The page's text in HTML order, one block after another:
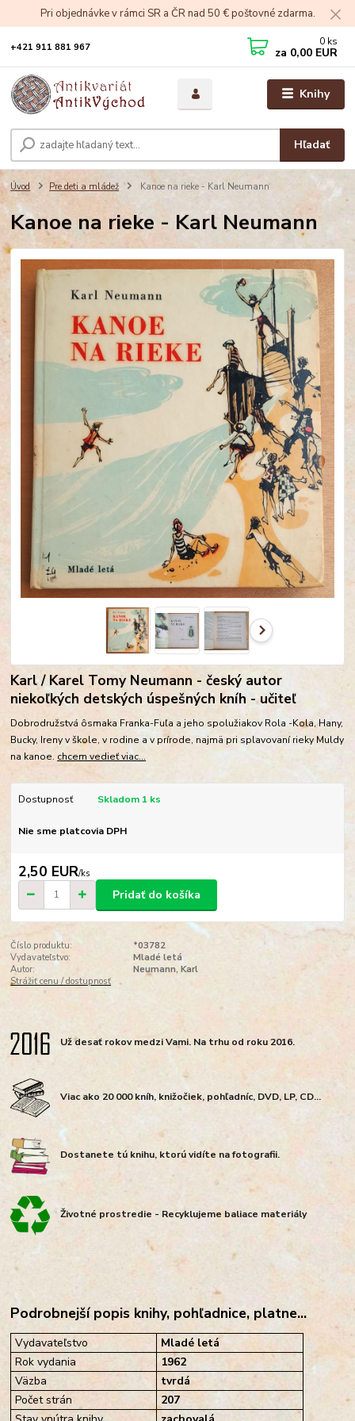
Pri objednávke v rámci SR a ČR nad 50 € poštovné zdarma.
Knihy
Hľadať
+421 911 881 967 0 ks
za 0,00 EUR
Úvod Pre deti a mládež Kanoe na rieke - Karl Neumann
Kanoe na rieke - Karl Neumann
Karl / Karel Tomy Neumann - český autor
niekoľkých detských úspešných kníh - učiteľ
Dobrodružstvá ôsmaka Franka-Fuľa a jeho spolužiakov Rola -Kola, Hany,
Bucky, Ireny v škole, v rodine a v prírode, najmä pri splavovaní rieky Muldy
na kanoe. chcem vedieť viac...
Dostupnosť Skladom 1 ks
Nie sme platcovia DPH
2,50 EUR/ks
Pridať do košíka
Číslo produktu:
*03782
Vydavateľstvo:
Mladé letá
Autor:
Neumann, Karl
Strážiť cenu / dostupnosť
Už desať rokov medzi Vami. Na trhu od roku 2016.
Viac ako 20 000 kníh, knižočiek, pohľadníc, DVD, LP, CD...
Dostanete tú knihu, ktorú vidíte na fotografii.
Životné prostredie - Recyklujeme baliace materiály
Podrobnejší popis knihy, pohľadnice, platne...
Vydavateľstvo
Mladé letá
Rok vydania
1962
Väzba
tvrdá
Počet strán
207